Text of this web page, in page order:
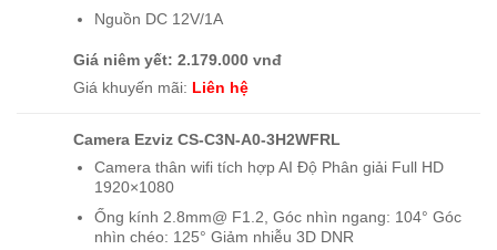
Nguồn DC 12V/1A
Giá niêm yết: 2.179.000 vnđ
Giá khuyến mãi: Liên hệ
Camera Ezviz CS-C3N-A0-3H2WFRL
Camera thân wifi tích hợp AI Độ Phân giải Full HD
1920×1080
Ống kính 2.8mm@ F1.2, Góc nhìn ngang: 104° Góc
nhìn chéo: 125° Giảm nhiễu 3D DNR